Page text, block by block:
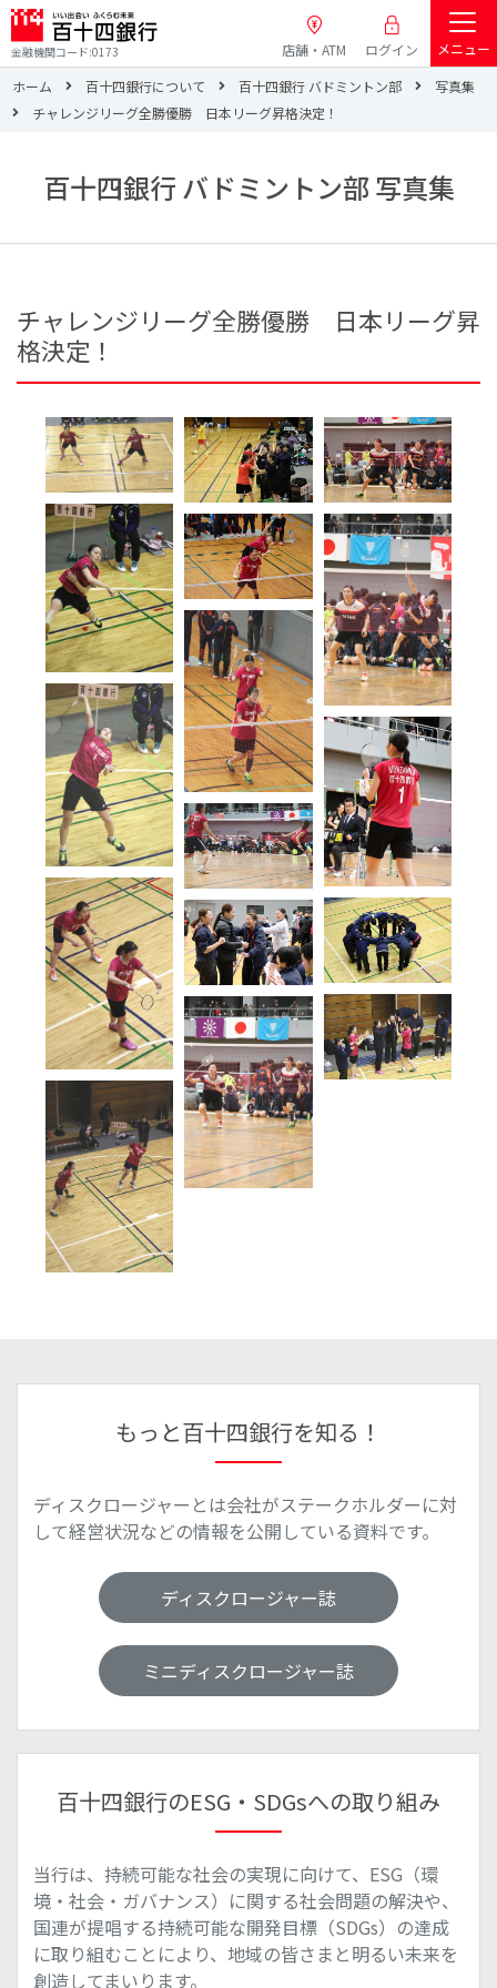
金融機関コード:0173 店舗・ATM ログイン
メニュー
ホーム
百十四銀行について 百十四銀行 バドミントン部
写真集
チャレンジリーグ全勝優勝 日本リーグ昇格決定！
百十四銀行 バドミントン部 写真集
チャレンジリーグ全勝優勝 日本リーグ昇
格決定！
もっと百十四銀行を知る！
ディスクロージャーとは会社がステークホルダーに対
して経営状況などの情報を公開している資料です。
ディスクロージャー誌
ミニディスクロージャー誌
百十四銀行のESG・SDGsへの取り組み
当行は、持続可能な社会の実現に向けて、ESG（環
境・社会・ガバナンス）に関する社会問題の解決や、
国連が提唱する持続可能な開発目標（SDGs）の達成
に取り組むことにより、地域の皆さまと明るい未来を
創造してまいります。